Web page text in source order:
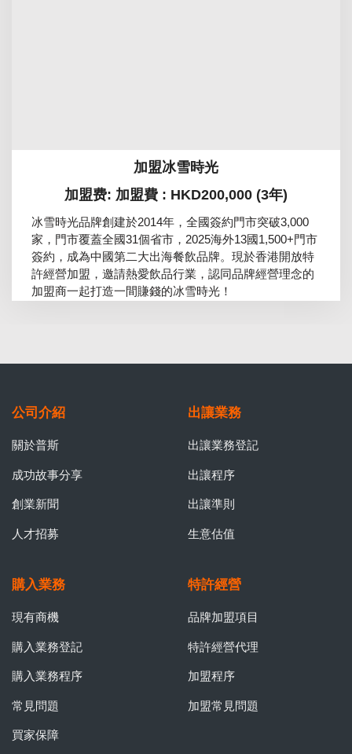
加盟冰雪時光
加盟费: 加盟費 : HKD200,000 (3年)
冰雪時光品牌創建於2014年，全國簽約門市突破3,000
家，門市覆蓋全國31個省市，2025海外13國1,500+門市
簽約，成為中國第二大出海餐飲品牌。現於香港開放特
許經營加盟，邀請熱愛飲品行業，認同品牌經營理念的
加盟商一起打造一間賺錢的冰雪時光！
公司介紹
關於普斯
成功故事分享
創業新聞
人才招募
出讓業務
出讓業務登記
出讓程序
出讓準則
生意估值
購入業務
現有商機
購入業務登記
購入業務程序
常見問題
買家保障
特許經營
品牌加盟項目
特許經營代理
加盟程序
加盟常見問題